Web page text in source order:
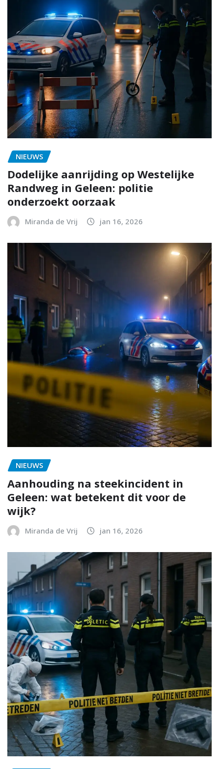
NIEUWS
Dodelijke aanrijding op Westelijke
Randweg in Geleen: politie
onderzoekt oorzaak
Miranda de Vrij jan 16, 2026
NIEUWS
Aanhouding na steekincident in
Geleen: wat betekent dit voor de
wijk?
Miranda de Vrij jan 16, 2026